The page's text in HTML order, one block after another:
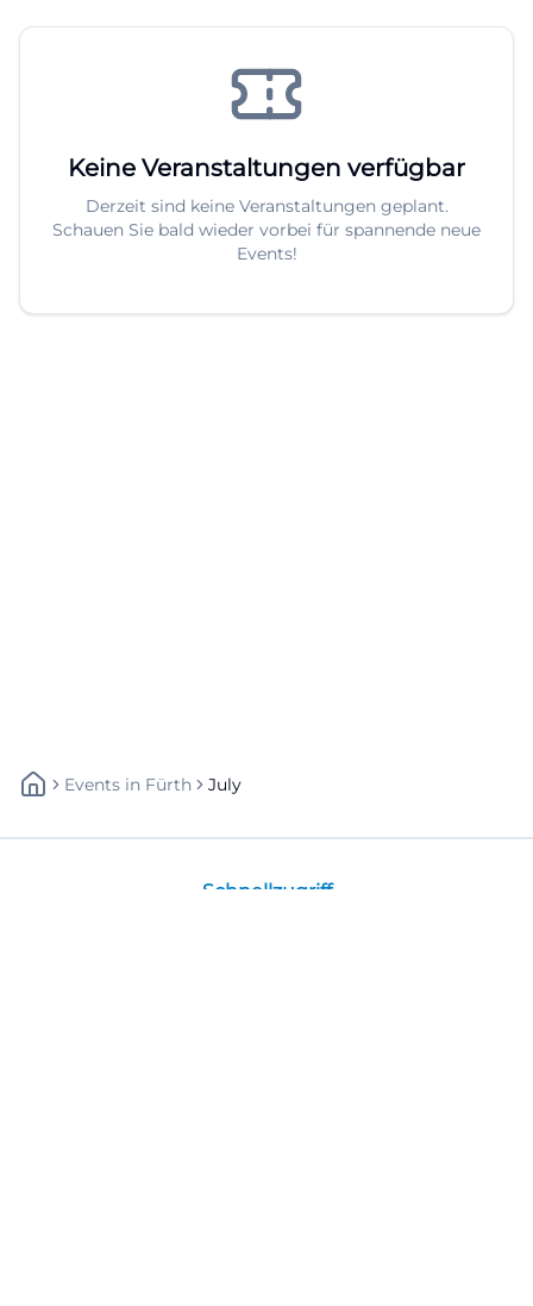
Keine Veranstaltungen verfügbar
Derzeit sind keine Veranstaltungen geplant.
Schauen Sie bald wieder vorbei für spannende neue
Events!
Events In Fürth July
Schnellzugriff